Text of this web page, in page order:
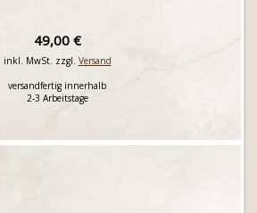
49,00 €
inkl. MwSt. zzgl. Versand
versandfertig innerhalb
2-3 Arbeitstage